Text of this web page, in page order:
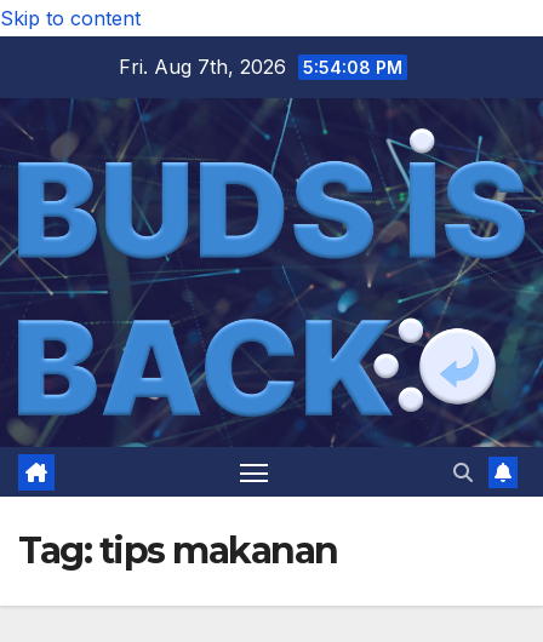
Skip to content
Fri. Aug 7th, 2026
5:54:09 PM
Tag:tips makanan